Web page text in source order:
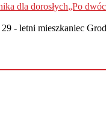
„Po
29 - letni mieszkaniec